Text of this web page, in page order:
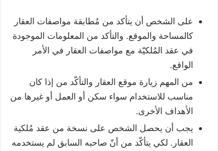
على الشخص أن يتأكد من مُطابقة مواصفات العقار
كالمساحة والموقع. والتأكد من المعلومات الموجودة
في عقد المُلكيّة مع مواصفات العقار في الأمر
الواقع.
من المهم زيارة موقع العقار والتأكّد من إذا كان
مناسب للاستخدام سواء سكن أو العمل أو غيرها من
الأهداف الأخرى.
يجب أن يحصل الشخص على نسخة من عقد مُلكية
العقار. لكي يتأكّد من أنّ صاحبه السابق لم يستخدمه